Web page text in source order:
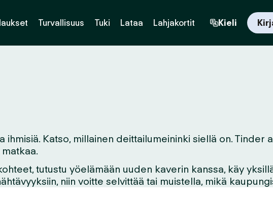
Turvallisuus Tuki Lataa Lahjakortit Kieli
Katso, millainen deittailumeininki siellä on. Tinder
tutustu yöelämään uuden kaverin kanssa, käy
niin voitte selvittää tai muistella, mikä